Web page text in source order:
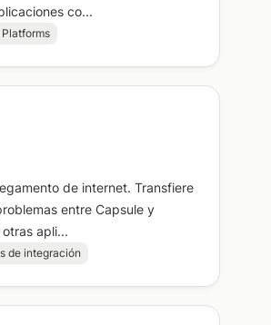
co...
de internet. Transfiere
entre Capsule y
apli...
de integración